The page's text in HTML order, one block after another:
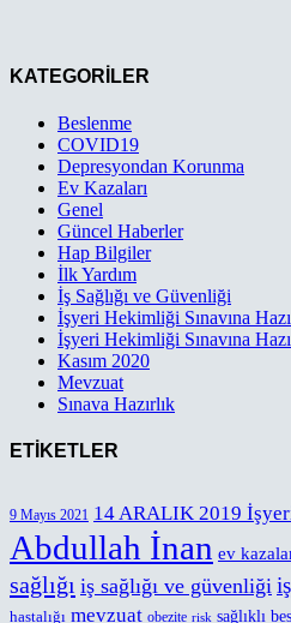
KATEGORİLER
Beslenme
COVID19
Depresyondan Korunma
Ev Kazaları
Genel
Güncel Haberler
Hap Bilgiler
İlk Yardım
İş Sağlığı ve Güvenliği
İşyeri Hekimliği Sınavına
İşyeri Hekimliği Sınavına
Kasım 2020
Mevzuat
Sınava Hazırlık
ETİKETLER
9 Mayıs 2021 14 ARALIK 2019
Abdullah İnan ev
sağlığı iş sağlığı ve güvenliği
hastalığı mevzuat obezite risk sağlıklı